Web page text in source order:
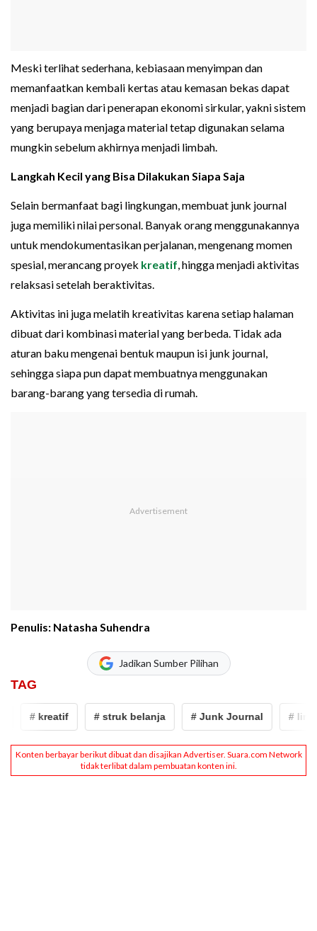
Meski terlihat sederhana, kebiasaan menyimpan dan
memanfaatkan kembali kertas atau kemasan bekas dapat
menjadi bagian dari penerapan ekonomi sirkular, yakni sistem
yang berupaya menjaga material tetap digunakan selama
mungkin sebelum akhirnya menjadi limbah.
Langkah Kecil yang Bisa Dilakukan Siapa Saja
Selain bermanfaat bagi lingkungan, membuat junk journal
juga memiliki nilai personal. Banyak orang menggunakannya
untuk mendokumentasikan perjalanan, mengenang momen
spesial, merancang proyek kreatif , hingga menjadi aktivitas
relaksasi setelah beraktivitas.
Aktivitas ini juga melatih kreativitas karena setiap halaman
dibuat dari kombinasi material yang berbeda. Tidak ada
aturan baku mengenai bentuk maupun isi junk journal,
sehingga siapa pun dapat membuatnya menggunakan
barang-barang yang tersedia di rumah.
Penulis: Natasha Suhendra
Jadikan Sumber Pilihan
TAG
# kreatif # struk belanja # Junk Journal #